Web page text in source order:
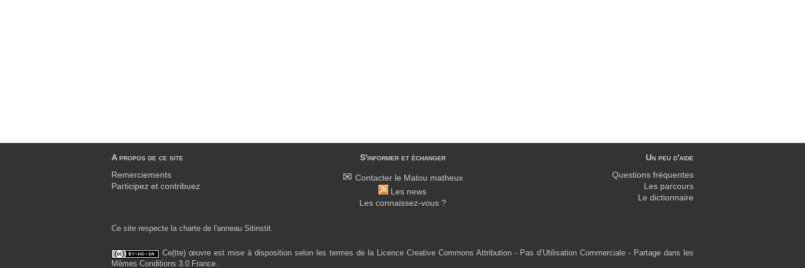
A propos de ce site
Remerciements
Participez et contribuez
S'informer et échanger
Contacter le Matou matheux
Les news
Les connaissez-vous ?
Un peu d'aide
Questions fréquentes
Les parcours
Le dictionnaire
Ce site respecte la charte de l'anneau Sitinstit.
Ce(tte) œuvre est mise à disposition selon les termes de la Licence Creative Commons Attribution - Pas d’Utilisation Commerciale - Partage dans les
Mêmes Conditions 3.0 France.